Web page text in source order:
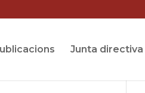
Junta directiva